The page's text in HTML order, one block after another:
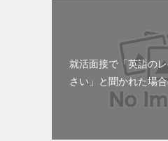
就活面接で「英語の
さい」と聞かれた場